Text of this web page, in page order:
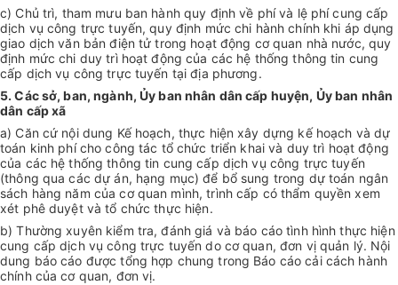
c) Chủ trì, tham mưu ban hành quy định về phí và lệ phí cung cấp
dịch vụ công trực tuyến, quy định mức chi hành chính khi áp dụng
giao dịch văn bản điện tử trong hoạt động cơ quan nhà nước, quy
định mức chi duy trì hoạt động của các hệ thống thông tin cung
cấp dịch vụ công trực tuyến tại địa phương.
5. Các sở, ban, ngành, Ủy ban nhân dân cấp huyện, Ủy ban nhân
dân cấp xã
a) Căn cứ nội dung Kế hoạch, thực hiện xây dựng kế hoạch và dự
toán kinh phí cho công tác tổ chức triển khai và duy trì hoạt động
của các hệ thống thông tin cung cấp dịch vụ công trực tuyến
(thông qua các dự án, hạng mục) để bổ sung trong dự toán ngân
sách hàng năm của cơ quan mình, trình cấp có thẩm quyền xem
xét phê duyệt và tổ chức thực hiện.
b) Thường xuyên kiểm tra, đánh giá và báo cáo tình hình thực hiện
cung cấp dịch vụ công trực tuyến do cơ quan, đơn vị quản lý. Nội
dung báo cáo được tổng hợp chung trong Báo cáo cải cách hành
chính của cơ quan, đơn vị.